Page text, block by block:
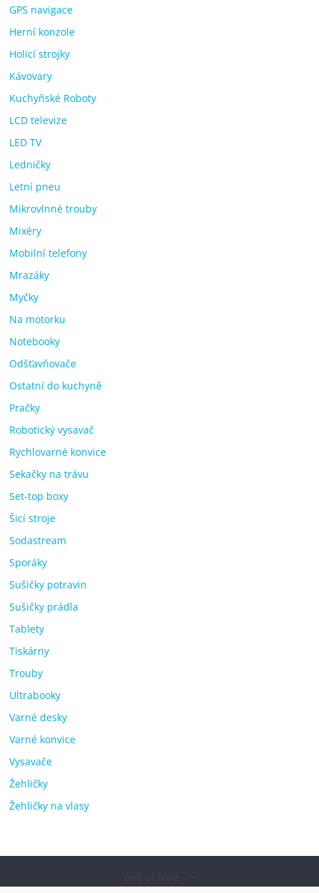
GPS navigace
Herní konzole
Holicí strojky
Kávovary
Kuchyňské Roboty
LCD televize
LED TV
Ledničky
Letní pneu
Mikrovlnné trouby
Mixéry
Mobilní telefony
Mrazáky
Myčky
Na motorku
Notebooky
Odšťavňovače
Ostatní do kuchyně
Pračky
Robotický vysavač
Rychlovarné konvice
Sekačky na trávu
Set-top boxy
Šicí stroje
Sodastream
Sporáky
Sušičky potravin
Sušičky prádla
Tablety
Tiskárny
Trouby
Ultrabooky
Varné desky
Varné konvice
Vysavače
Žehličky
Žehličky na vlasy